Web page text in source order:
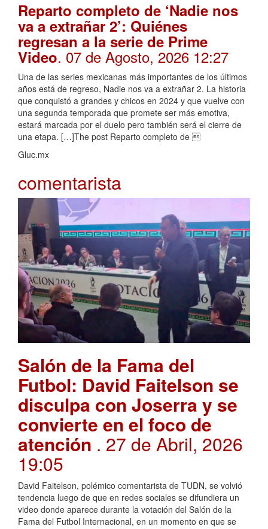
Reparto completo de ‘Nadie nos
va a extrañar 2’: Quiénes
regresan a la serie de Prime
Video. 07 de Agosto, 2026 12:27
Una de las series mexicanas más importantes de los últimos
años está de regreso, Nadie nos va a extrañar 2. La historia
que conquistó a grandes y chicos en 2024 y que vuelve con
una segunda temporada que promete ser más emotiva,
estará marcada por el duelo pero también será el cierre de
una etapa. […]The post Reparto completo de 
Gluc.mx
comentarista
Salón de la Fama del
Futbol: David Faitelson se
disculpa con Joserra y se
convierte en el foco de
atención . 27 de Abril, 2026
19:05
David Faitelson, polémico comentarista de TUDN, se volvió
tendencia luego de que en redes sociales se difundiera un
video donde aparece durante la votación del Salón de la
Fama del Futbol Internacional, en un momento en que se